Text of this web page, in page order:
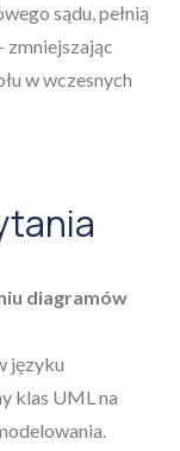
sądu, pełnią
zmniejszając
w wczesnych
diagramów
języku
klas UML na